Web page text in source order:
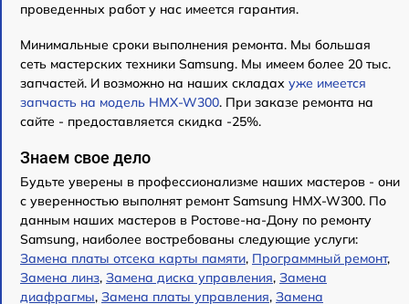
проведенных работ у нас имеется гарантия.
Минимальные сроки выполнения ремонта. Мы большая
сеть мастерских техники Samsung. Мы имеем более 20 тыс.
запчастей. И возможно на наших складах уже имеется
запчасть на модель HMX-W300. При заказе ремонта на
сайте - предоставляется скидка -25%.
Знаем свое дело
Будьте уверены в профессионализме наших мастеров - они
с уверенностью выполнят ремонт Samsung HMX-W300. По
данным наших мастеров в Ростове-на-Дону по ремонту
Samsung, наиболее востребованы следующие услуги:
Замена платы отсека карты памяти, Программный ремонт,
Замена линз, Замена диска управления, Замена
диафрагмы, Замена платы управления, Замена